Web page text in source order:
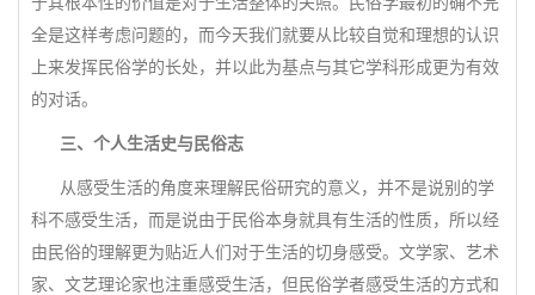
全是这样考虑问题的，而今天我们就要从比较自觉和理想的认识
上来发挥民俗学的长处，并以此为基点与其它学科形成更为有效
的对话。
三、个人生活史与民俗志
从感受生活的角度来理解民俗研究的意义，并不是说别的学
科不感受生活，而是说由于民俗本身就具有生活的性质，所以经
由民俗的理解更为贴近人们对于生活的切身感受。文学家、艺术
家、文艺理论家也注重感受生活，但民俗学者感受生活的方式和